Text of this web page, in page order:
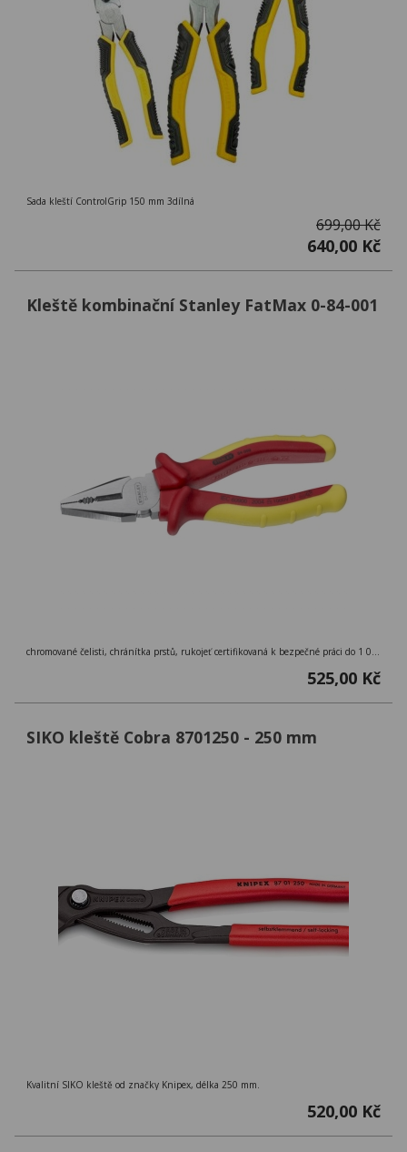
Sada kleští ControlGrip 150 mm 3dílná
699,00 Kč
640,00 Kč
Kleště kombinační Stanley FatMax 0-84-001
chromované čelisti, chránítka prstů, rukojeť certifikovaná k bezpečné práci do 1 000 V, materiál ocel, dvoukomponentní rukojeť, délka 160 mm
525,00 Kč
SIKO kleště Cobra 8701250 - 250 mm
Kvalitní SIKO kleště od značky Knipex, délka 250 mm.
520,00 Kč